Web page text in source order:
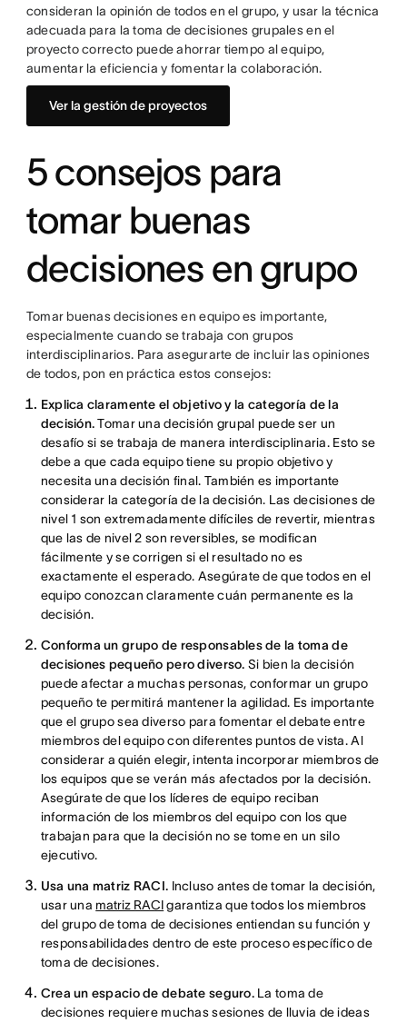
consideran la opinión de todos en el grupo, y usar la técnica
adecuada para la toma de decisiones grupales en el
proyecto correcto puede ahorrar tiempo al equipo,
aumentar la eficiencia y fomentar la colaboración.
Ver la gestión de proyectos
5 consejos para
tomar buenas
decisiones en grupo
Tomar buenas decisiones en equipo es importante,
especialmente cuando se trabaja con grupos
interdisciplinarios. Para asegurarte de incluir las opiniones
de todos, pon en práctica estos consejos:
Explica claramente el objetivo y la categoría de la
decisión.Tomar una decisión grupal puede ser un
desafío si se trabaja de manera interdisciplinaria. Esto se
debe a que cada equipo tiene su propio objetivo y
necesita una decisión final. También es importante
considerar la categoría de la decisión. Las decisiones de
nivel 1 son extremadamente difíciles de revertir, mientras
que las de nivel 2 son reversibles, se modifican
fácilmente y se corrigen si el resultado no es
exactamente el esperado. Asegúrate de que todos en el
equipo conozcan claramente cuán permanente es la
decisión.
Conforma un grupo de responsables de la toma de
decisiones pequeño pero diverso. Si bien la decisión
puede afectar a muchas personas, conformar un grupo
pequeño te permitirá mantener la agilidad. Es importante
que el grupo sea diverso para fomentar el debate entre
miembros del equipo con diferentes puntos de vista. Al
considerar a quién elegir, intenta incorporar miembros de
los equipos que se verán más afectados por la decisión.
Asegúrate de que los líderes de equipo reciban
información de los miembros del equipo con los que
trabajan para que la decisión no se tome en un silo
ejecutivo.
Usa una matriz RACI. Incluso antes de tomar la decisión,
usar unamatriz RACIgarantiza que todos los miembros
del grupo de toma de decisiones entiendan su función y
responsabilidades dentro de este proceso específico de
toma de decisiones.
Crea un espacio de debate seguro. La toma de
decisiones requiere muchas sesiones de lluvia de ideas